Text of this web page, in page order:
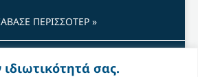
σας.
ΠΕΡΙΣΣΟΤΕΡ »